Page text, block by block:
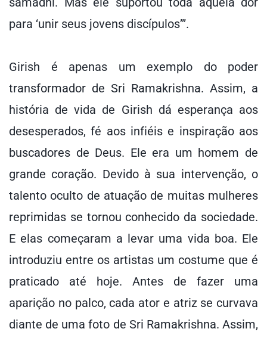
para ‘unir seus jovens discípulos’”.
Girish é apenas um exemplo do poder
transformador de Sri Ramakrishna. Assim, a
história de vida de Girish dá esperança aos
desesperados, fé aos infiéis e inspiração aos
buscadores de Deus. Ele era um homem de
grande coração. Devido à sua intervenção, o
talento oculto de atuação de muitas mulheres
reprimidas se tornou conhecido da sociedade.
E elas começaram a levar uma vida boa. Ele
introduziu entre os artistas um costume que é
praticado até hoje. Antes de fazer uma
aparição no palco, cada ator e atriz se curvava
diante de uma foto de Sri Ramakrishna. Assim,